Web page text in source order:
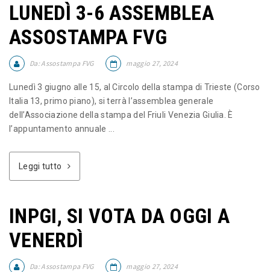
LUNEDÌ 3-6 ASSEMBLEA
ASSOSTAMPA FVG
Da:Assostampa FVG maggio 27, 2024
Lunedì 3 giugno alle 15, al Circolo della stampa di Trieste (Corso
Italia 13, primo piano), si terrà l’assemblea generale
dell’Associazione della stampa del Friuli Venezia Giulia. È
l’appuntamento annuale ...
Leggi tutto
INPGI, SI VOTA DA OGGI A
VENERDÌ
Da:Assostampa FVG maggio 27, 2024